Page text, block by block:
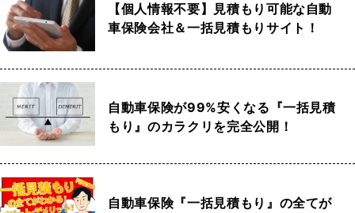
【個人情報不要】見積もり可能な自動
車保険会社＆一括見積もりサイト！
自動車保険が99%安くなる『一括見積
もり』のカラクリを完全公開！
自動車保険『一括見積もり』の全てが